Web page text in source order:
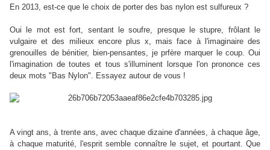
En 2013, est-ce que le choix de porter des bas nylon est sulfureux ?
Oui le mot est fort, sentant le soufre, presque le stupre, frôlant le
vulgaire et des milieux encore plus x, mais face à l'imaginaire des
grenouilles de bénitier, bien-pensantes, je prfère marquer le coup. Oui
l'imagination de toutes et tous s'illuminent lorsque l'on prononce ces
deux mots "Bas Nylon". Essayez autour de vous !
A vingt ans, à trente ans, avec chaque dizaine d'années, à chaque âge,
à chaque maturité, l'esprit semble connaître le sujet, et pourtant. Que